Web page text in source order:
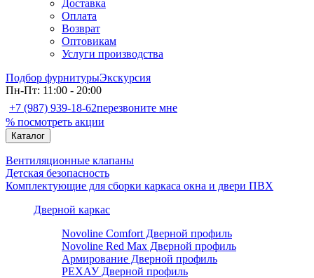
Доставка
Оплата
Возврат
Оптовикам
Услуги производства
Подбор фурнитурыЭкскурсия
Пн-Пт: 11:00 - 20:00
+7 (987) 939-18-62перезвоните мне
% посмотреть акции
Каталог
Вентиляционные клапаны
Детская безопасность
Комплектующие для сборки каркаса окна и двери ПВХ
Дверной каркас
Novoline Comfort Дверной профиль
Novoline Red Мax Дверной профиль
Армирование Дверной профиль
РЕХАУ Дверной профиль